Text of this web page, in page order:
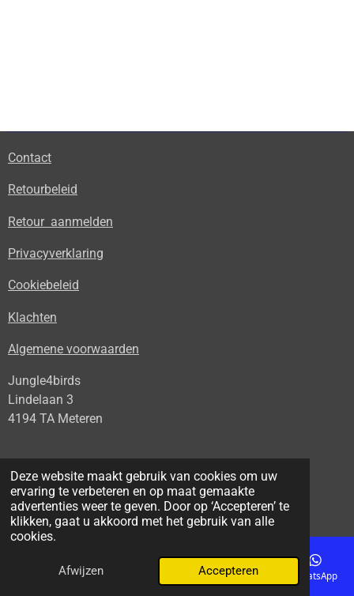
Deze website maakt gebruik van cookies om uw
ervaring te verbeteren en op maat gemaakte
advertenties weer te geven. Door op ‘Accepteren’ te
klikken, gaat u akkoord met het gebruik van alle
cookies.
Afwijzen Accepteren
Contact
Retourbeleid
Retour aanmelden
Privacyverklaring
Cookiebeleid
Klachten
Algemene voorwaarden
Jungle4birds
Lindelaan 3
4194 TA Meteren
info@broedblokken.nl
+31 653678658
© 2026 Jungle4birds
E-mailadres
Telefoonnummer Kaart Facebook WhatsApp